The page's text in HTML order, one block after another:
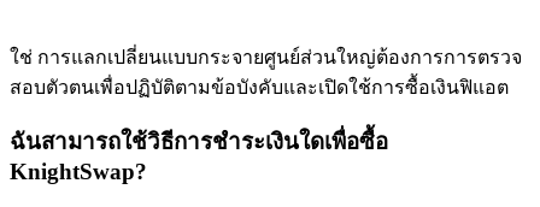
ใช่ การแลกเปลี่ยนแบบกระจายศูนย์ส่วนใหญ่ต้องการการตรวจ
สอบตัวตนเพื่อปฏิบัติตามข้อบังคับและเปิดใช้การซื้อเงินฟิแอต
ฉันสามารถใช้วิธีการชำระเงินใดเพื่อซื้อ
KnightSwap?